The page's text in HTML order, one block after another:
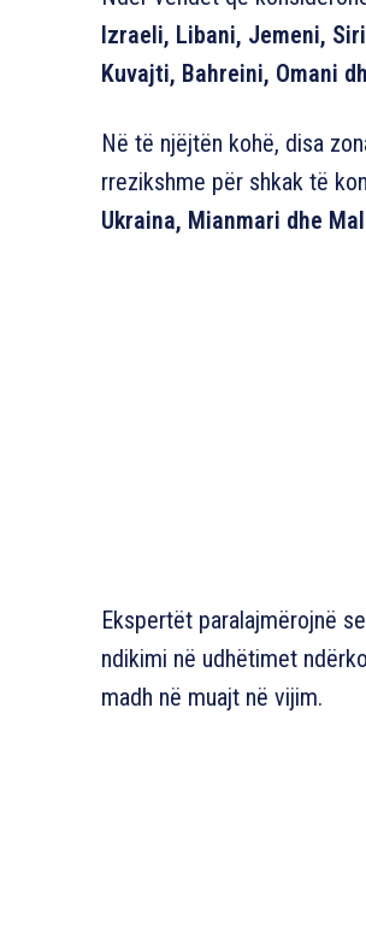
Izraeli, Libani, Jemeni,
Kuvajti, Bahreini, Omani
Në të njëjtën kohë, disa
rrezikshme për shkak të
Ukraina, Mianmari dhe
Ekspertët paralajmërojnë
ndikimi në udhëtimet
madh në muajt në vijim.